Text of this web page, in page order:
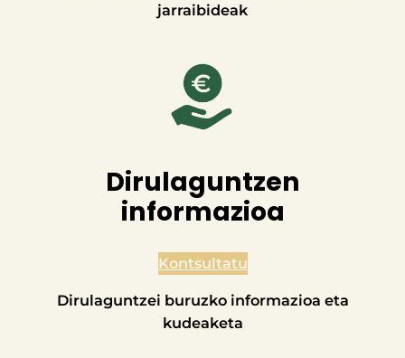
jarraibideak
Dirulaguntzen
informazioa
Kontsultatu
Dirulaguntzei buruzko informazioa eta
kudeaketa